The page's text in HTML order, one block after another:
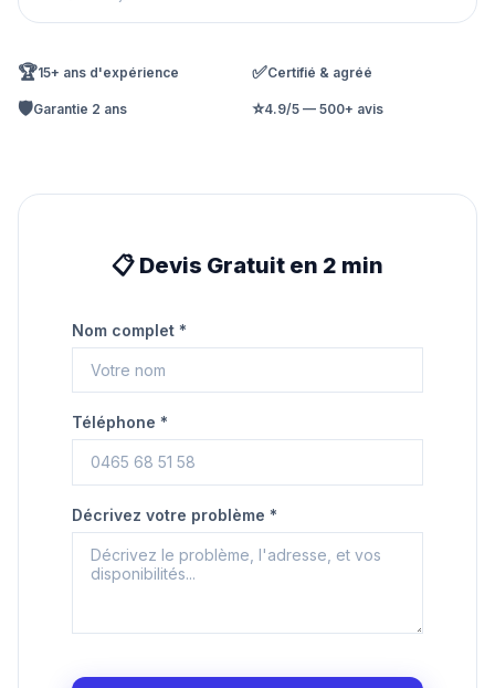
🏆15+ ans d'expérience ✅Certifié & agréé
🛡️Garantie 2 ans ⭐4.9/5 — 500+ avis
📋 Devis Gratuit en 2 min
Nom complet *
Téléphone *
Décrivez votre problème *